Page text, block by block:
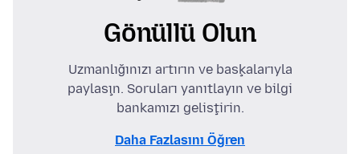
Gönüllü Olun
Uzmanlığınızı artırın ve başkalarıyla
paylaşın. Soruları yanıtlayın ve bilgi
bankamızı geliştirin.
Daha Fazlasını Öğren